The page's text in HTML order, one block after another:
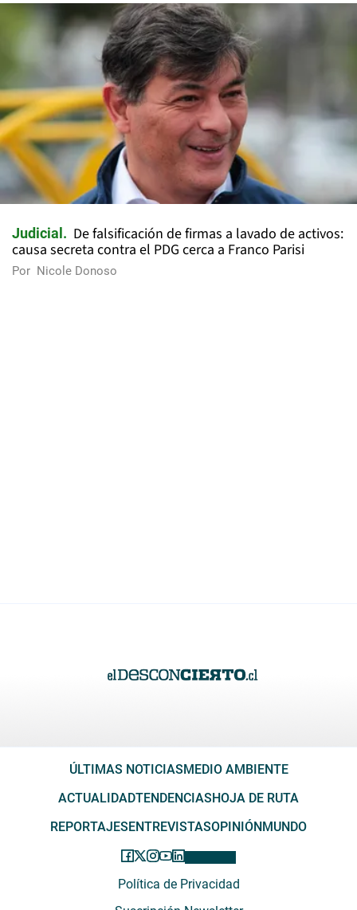
Judicial
De falsificación de firmas a lavado de activos:
causa secreta contra el PDG cerca a Franco Parisi
Por Nicole Donoso
ÚLTIMAS NOTICIAS MEDIO AMBIENTE
ACTUALIDADTENDENCIAS HOJA DE RUTA
REPORTAJES ENTREVISTASOPINIÓN MUNDO
Política de Privacidad